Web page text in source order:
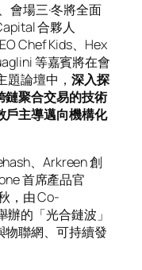
會場三·冬將全面
合夥人
Chef Kids、Hex
等嘉賓將在會
題論壇中， 深入探
鏈聚合交易的技術
戶主導邁向機構化
、Arkreen 創
首席產品官
，由 Co-
的「光合鏈波」
物聯網、可持續發